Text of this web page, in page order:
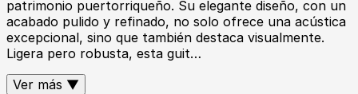
patrimonio puertorriqueño. Su elegante diseño, con un
acabado pulido y refinado, no solo ofrece una acústica
excepcional, sino que también destaca visualmente.
Ligera pero robusta, esta guit…
Ver más ▼